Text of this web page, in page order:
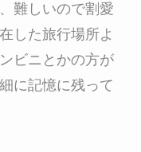
難しいので割愛
した旅行場所よ
ビニとかの方が
に記憶に残って